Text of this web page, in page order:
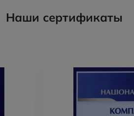
Наши сертификаты